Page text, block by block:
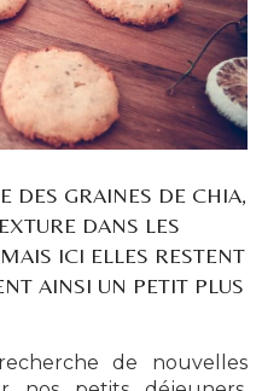
DES GRAINES DE CHIA,
DANS LES
ICI ELLES RESTENT
AINSI UN PETIT PLUS
de nouvelles